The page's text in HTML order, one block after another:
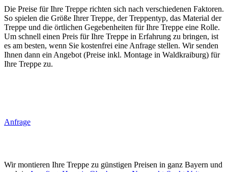
Die Preise für Ihre Treppe richten sich nach verschiedenen Faktoren.
So spielen die Größe Ihrer Treppe, der Treppentyp, das Material der
Treppe und die örtlichen Gegebenheiten für Ihre Treppe eine Rolle.
Um schnell einen Preis für Ihre Treppe in Erfahrung zu bringen, ist
es am besten, wenn Sie kostenfrei eine Anfrage stellen. Wir senden
Ihnen dann ein Angebot (Preise inkl. Montage in Waldkraiburg) für
Ihre Treppe zu.
Anfrage
Wir montieren Ihre Treppe zu günstigen Preisen in ganz Bayern und